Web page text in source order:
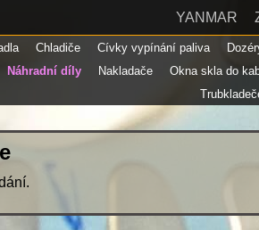
YANMAR
Chladiče Cívky vypínání paliva
Náhradní díly Nakladače Okna skla do